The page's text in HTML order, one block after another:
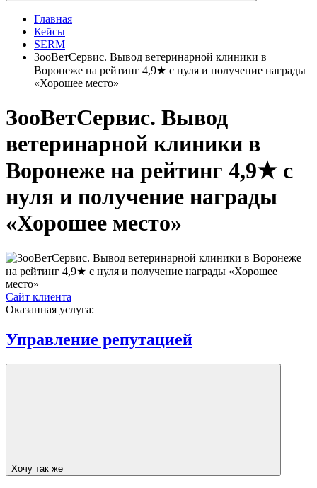
Главная
Кейсы
SERM
ЗооВетСервис. Вывод ветеринарной клиники в
Воронеже на рейтинг 4,9★ с нуля и получение награды
«Хорошее место»
ЗооВетСервис. Вывод
ветеринарной клиники в
Воронеже на рейтинг 4,9★ с
нуля и получение награды
«Хорошее место»
Сайт клиента
Оказанная услуга:
Управление репутацией
Хочу так же